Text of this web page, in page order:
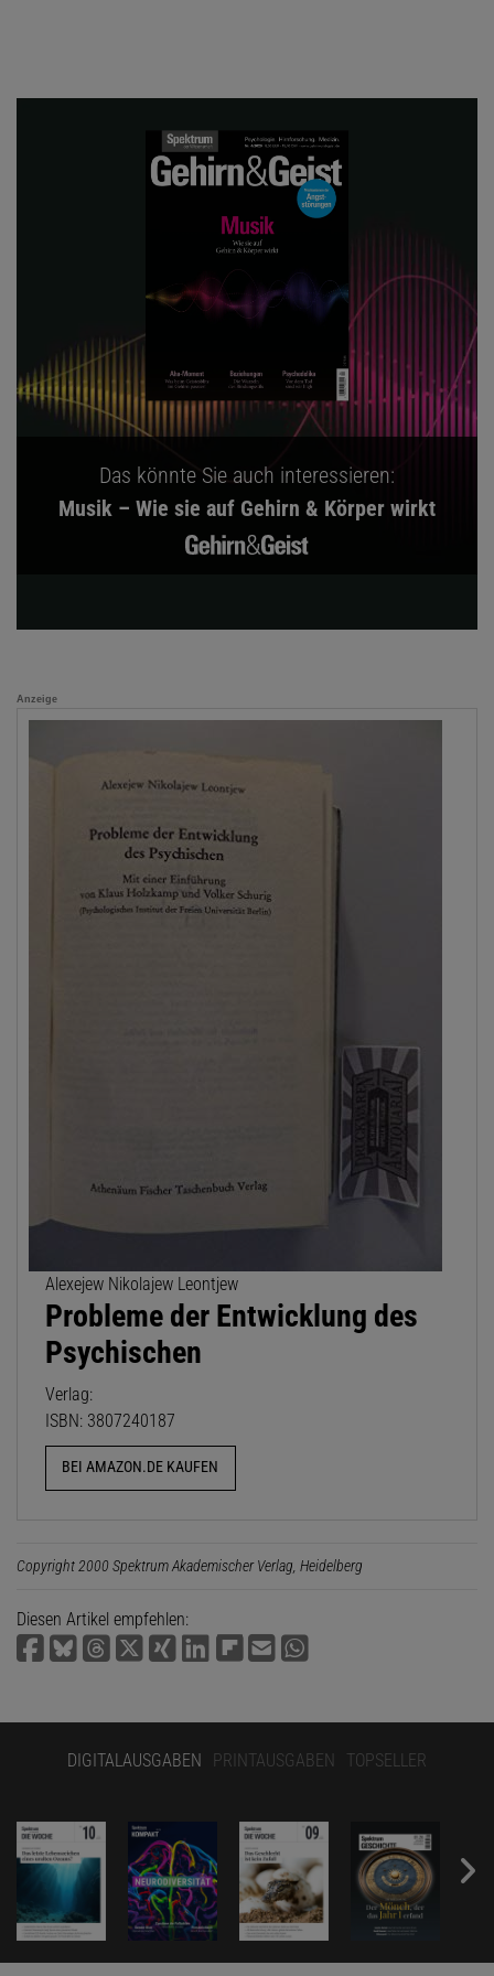
Das könnte Sie auch interessieren:
Musik – Wie sie auf Gehirn & Körper wirkt
Anzeige
Alexejew Nikolajew Leontjew
Probleme der Entwicklung des
Psychischen
Verlag:
ISBN: 3807240187
BEI AMAZON.DE KAUFEN
Copyright 2000 Spektrum Akademischer Verlag, Heidelberg
Diesen Artikel empfehlen:
DIGITALAUSGABEN PRINTAUSGABEN TOPSELLER